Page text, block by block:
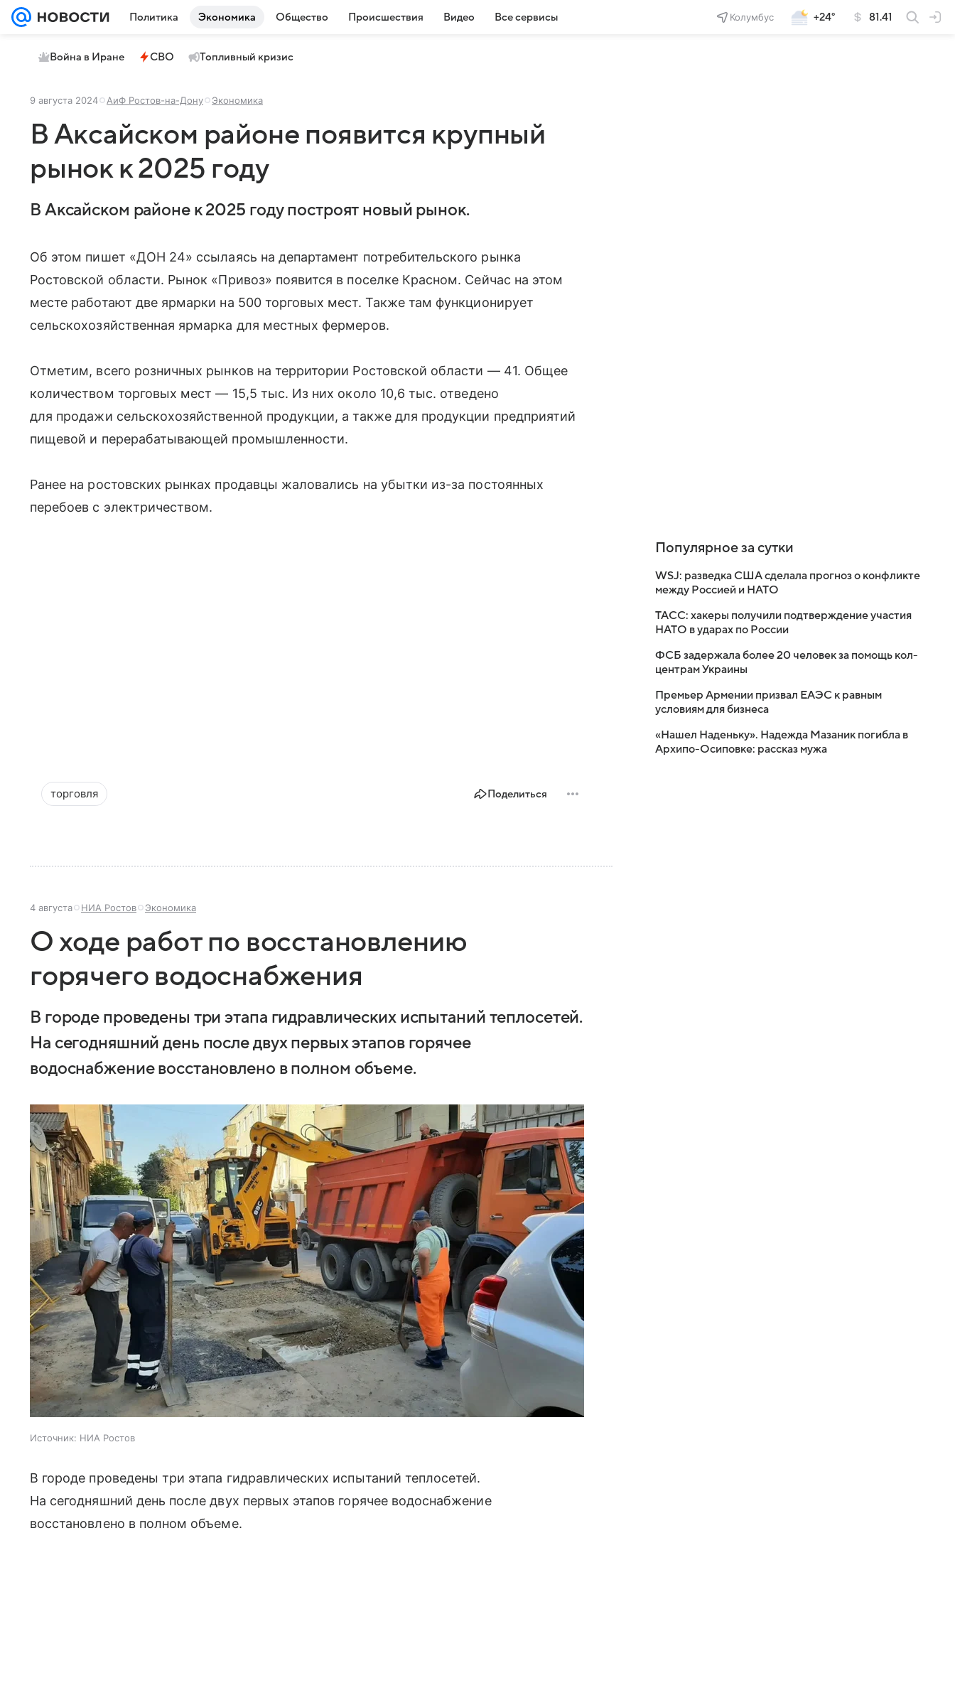
Политика Экономика Общество Происшествия Видео Все сервисы Колумбус +24° 81.41
Война в Иране СВО Топливный кризис
9 августа 2024 АиФ Ростов-на-Дону Экономика
В Аксайском районе появится крупный
рынок к 2025 году
В Аксайском районе к 2025 году построят новый рынок.
Об этом пишет «ДОН 24» ссылаясь на департамент потребительского рынка
Ростовской области. Рынок «Привоз» появится в поселке Красном. Сейчас на этом
месте работают две ярмарки на 500 торговых мест. Также там функционирует
сельскохозяйственная ярмарка для местных фермеров.
Отметим, всего розничных рынков на территории Ростовской области — 41. Общее
количеством торговых мест — 15,5 тыс. Из них около 10,6 тыс. отведено
для продажи сельскохозяйственной продукции, а также для продукции предприятий
пищевой и перерабатывающей промышленности.
Ранее на ростовских рынках продавцы жаловались на убытки из-за постоянных
перебоев с электричеством.
торговля Поделиться
4 августа НИА Ростов Экономика
О ходе работ по восстановлению
горячего водоснабжения
В городе проведены три этапа гидравлических испытаний теплосетей.
На сегодняшний день после двух первых этапов горячее
водоснабжение восстановлено в полном объеме.
Источник: НИА Ростов
В городе проведены три этапа гидравлических испытаний теплосетей.
На сегодняшний день после двух первых этапов горячее водоснабжение
восстановлено в полном объеме.
Популярное за сутки
WSJ: разведка США сделала прогноз о конфликте
между Россией и НАТО
ТАСС: хакеры получили подтверждение участия
НАТО в ударах по России
ФСБ задержала более 20 человек за помощь кол-
центрам Украины
Премьер Армении призвал ЕАЭС к равным
условиям для бизнеса
«Нашел Наденьку». Надежда Мазаник погибла в
Архипо-Осиповке: рассказ мужа